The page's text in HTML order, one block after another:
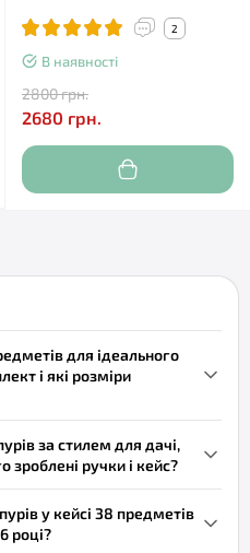
2
В наявності
2800 грн.
2680 грн.
для ідеального
і які розміри
з нержавіючої сталі
і робочою довжиною 41 см. У
ніж для нарізання, мультитул,
6 вилок, 6 ложок, 6 чарок,
за стилем для дачі,
зроблені ручки і кейс?
шампури з дерев’яними
мм поєднуються з кейсом з
у кейсі 38 предметів
році?